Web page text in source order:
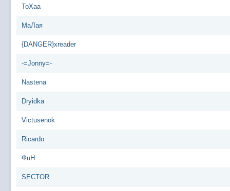
ToXaa
МаЛая
{DANGER}xreader
-=Jonny=-
Nastena
Dryidka
Victusenok
Ricardo
ФuH
SECTOR